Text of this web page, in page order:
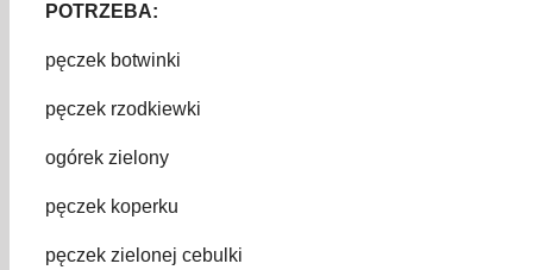
POTRZEBA:
pęczek botwinki
pęczek rzodkiewki
ogórek zielony
pęczek koperku
pęczek zielonej cebulki